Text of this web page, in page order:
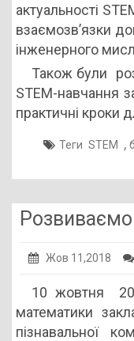
актуальності
взаємозв’язки
інженерного
Також були
STEM-навчання
практичні кроки
Теги STEM ,
Розвиваємо
Жов 11,2018
10 жовтня
математики
пізнавальної